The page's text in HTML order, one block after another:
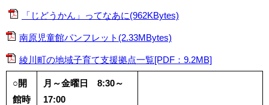
「じどうかん」ってなあに(962KBytes)
南原児童館パンフレット(2.33MBytes)
綾川町の地域子育て支援拠点一覧[PDF：9.2MB]
○開
館時
月～金曜日 8:30～
17:00